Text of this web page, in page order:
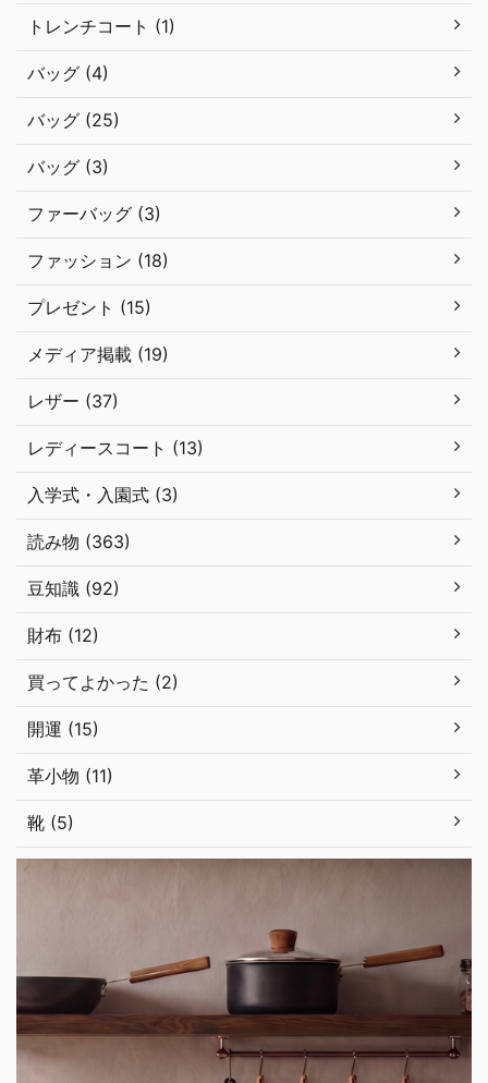
トレンチコート (1)
バッグ (4)
バッグ (25)
バッグ (3)
ファーバッグ (3)
ファッション (18)
プレゼント (15)
メディア掲載 (19)
レザー (37)
レディースコート (13)
入学式・入園式 (3)
読み物 (363)
豆知識 (92)
財布 (12)
買ってよかった (2)
開運 (15)
革小物 (11)
靴 (5)